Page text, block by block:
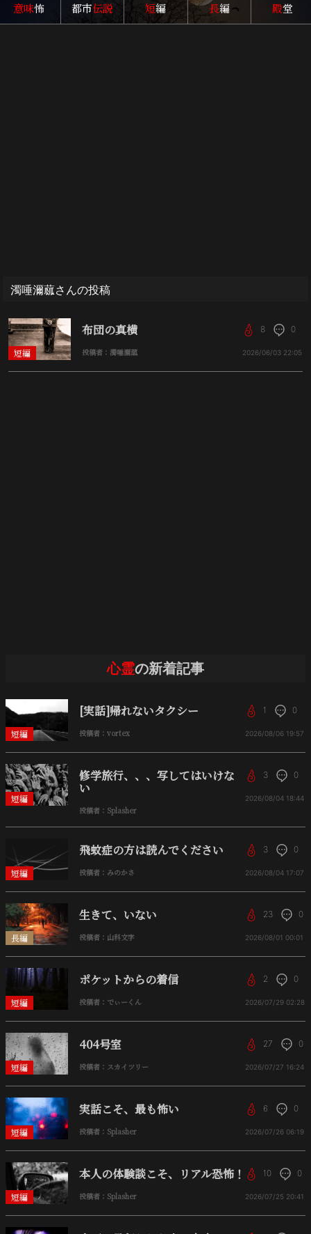
意味怖 都市伝説 短編 長編 殿堂
濁唾濔蓏さんの投稿
短編
布団の真横
投稿者：濁唾濔蓏
8 0
2026/06/03 22:05
心霊の新着記事
短編
[実話]帰れないタクシー
投稿者：vortex
1 0
2026/08/06 19:57
短編
修学旅行、、、写してはいけな
い
投稿者：Splasher
3 0
2026/08/04 18:44
短編
飛蚊症の方は読んでください
投稿者：みのかさ
3 0
2026/08/04 17:07
長編
生きて、いない
投稿者：山科文字
23 0
2026/08/01 00:01
短編
ポケットからの着信
投稿者：でぃーくん
2 0
2026/07/29 02:28
短編
404号室
投稿者：スカイツリー
27 0
2026/07/27 16:24
短編
実話こそ、最も怖い
投稿者：Splasher
6 0
2026/07/26 06:19
短編
本人の体験談こそ、リアル恐怖！
投稿者：Splasher
10 0
2026/07/25 20:41